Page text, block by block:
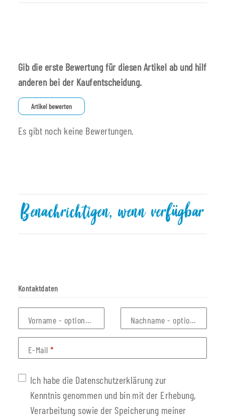
Gib die erste Bewertung für diesen Artikel ab und hilf
anderen bei der Kaufentscheidung.
Artikel bewerten
Es gibt noch keine Bewertungen.
Benachrichtigen, wenn verfügbar
Kontaktdaten
Vorname - optionale Angabe Nachname - optionale
E-Mail
Ich habe die Datenschutzerklärung zur
Kenntnis genommen und bin mit der Erhebung,
Verarbeitung sowie der Speicherung meiner